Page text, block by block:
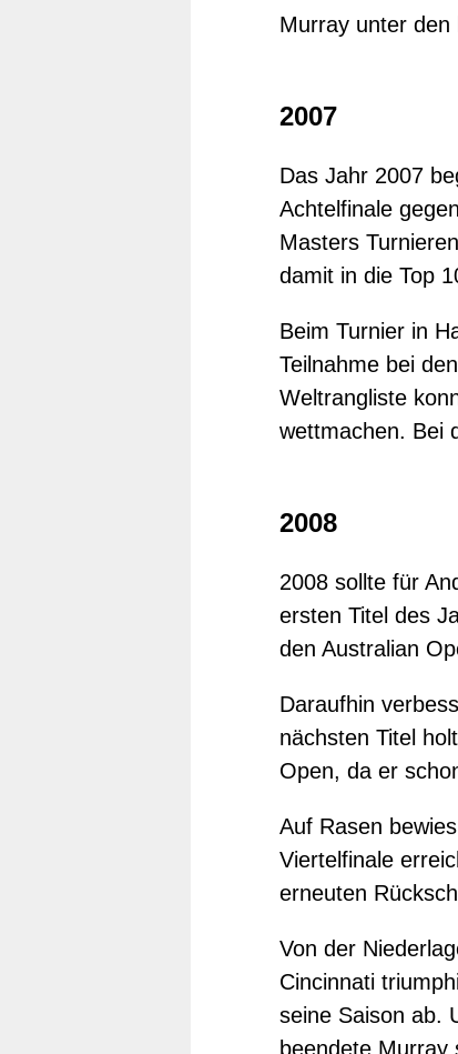
Murray unter den
2007
Das Jahr 2007
Achtelfinale
Masters
damit in die Top
Beim Turnier in
Teilnahme bei
Weltrangliste
wettmachen. Bei
2008
2008 sollte für
ersten Titel des
den Australian
Daraufhin
nächsten Titel
Open, da er
Auf Rasen
Viertelfinale
erneuten
Von der
Cincinnati
seine Saison ab.
beendete Murray